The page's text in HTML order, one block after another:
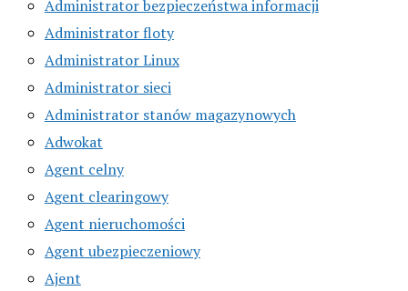
Administrator bezpieczeństwa informacji
Administrator floty
Administrator Linux
Administrator sieci
Administrator stanów magazynowych
Adwokat
Agent celny
Agent clearingowy
Agent nieruchomości
Agent ubezpieczeniowy
Ajent